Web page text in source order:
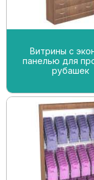
Витрины с
панелью для
рубашек